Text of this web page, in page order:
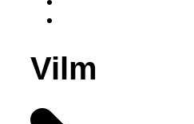
Vilm